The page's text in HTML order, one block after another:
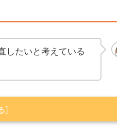
したいと考えている